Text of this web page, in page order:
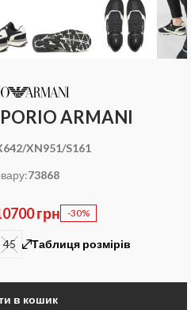
ARMANI
XN951/S161
73868
грн -30%
45 Таблиця розмірів
в кошик